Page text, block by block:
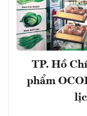
TP. Hồ
phẩm